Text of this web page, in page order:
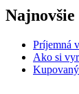
Príjemná
Ako si